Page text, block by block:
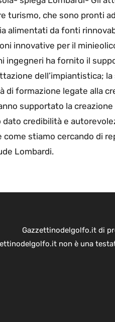
turismo, che sono pronti
alimentati da fonti
innovative per il
ingegneri ha fornito il
dell’impiantistica;
di formazione legate alla
supportato la
dato credibilità e
come stiamo cercando di
Lombardi.
Gazzettinodelgolfo.it di
non è una